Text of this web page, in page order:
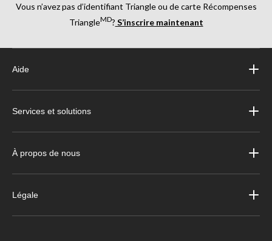
Vous n’avez pas d’identifiant Triangle ou de carte Récompenses
TriangleMD? S’inscrire maintenant
Aide
Services et solutions
À propos de nous
Légale